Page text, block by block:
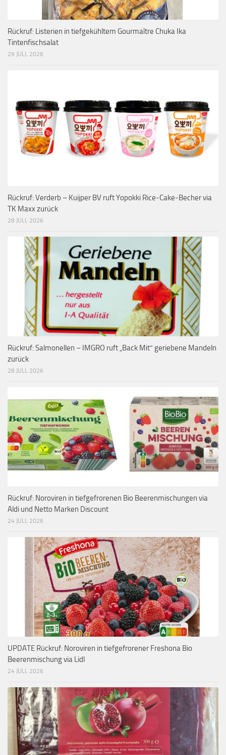
Rückruf: Listerien in tiefgekühltem Gourmaître Chuka Ika
Tintenfischsalat
29 JULI, 2026
Rückruf: Verderb – Kuijper BV ruft Yopokki Rice-Cake-Becher via
TK Maxx zurück
28 JULI, 2026
Rückruf: Salmonellen – IMGRO ruft „Back Mit“ geriebene Mandeln
zurück
28 JULI, 2026
Rückruf: Noroviren in tiefgefrorenen Bio Beerenmischungen via
Aldi und Netto Marken Discount
24 JULI, 2026
UPDATE Rückruf: Noroviren in tiefgefrorener Freshona Bio
Beerenmischung via Lidl
24 JULI, 2026